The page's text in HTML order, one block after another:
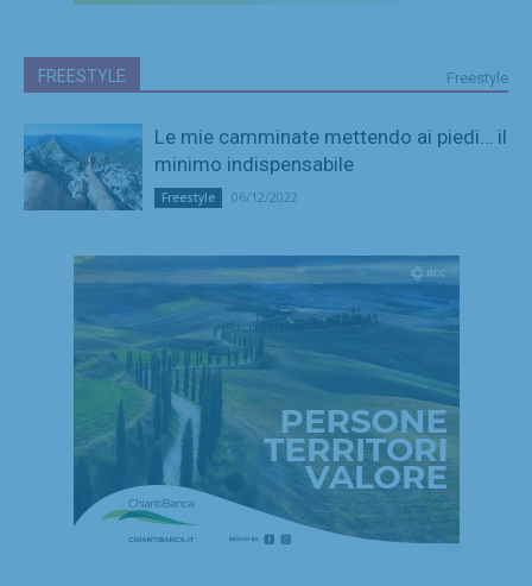
FREESTYLE Freestyle
Le mie camminate mettendo ai piedi… il
minimo indispensabile
Freestyle 06/12/2022